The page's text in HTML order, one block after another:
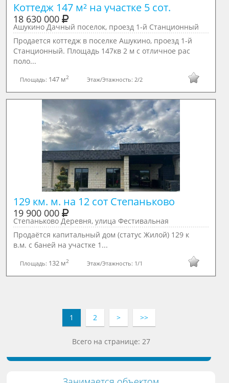
Коттедж 147 м² на участке 5 сот.
18 630 000
Ашукино Дачный поселок, проезд 1-й Станционный
Продается коттедж в поселке Ашукино, проезд 1-й
Станционный. Площадь 147кв 2 м с отличное рас
поло...
Площадь: 147 м2 Этаж/Этажность: 2/2
129 км. м. на 12 сот Степаньково
19 900 000
Степаньково Деревня, улица Фестивальная
Продаётся капитальный дом (статус Жилой) 129 к
в.м. с баней на участке 1...
Площадь: 132 м2 Этаж/Этажность: 1/1
1 2 > >>
Всего на странице: 27